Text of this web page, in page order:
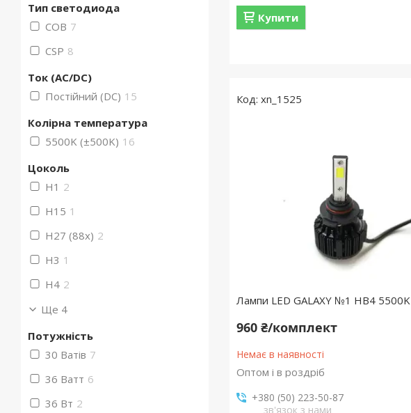
Купити
xn_1525
Лампи LED GALAXY №1 HB4 5500K
960 ₴/комплект
Немає в наявності
Оптом і в роздріб
+380 (50) 223-50-87
зв'язок з нами
Тип светодиода
COB 7
CSP 8
Ток (AC/DC)
Постійний (DC) 15
Колірна температура
5500K (±500K) 16
Цоколь
H1 2
H15 1
H27 (88x) 2
H3 1
H4 2
Ще 4
Потужність
30 Ватів 7
36 Ватт 6
36 Вт 2